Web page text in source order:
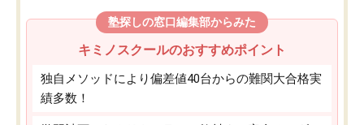
塾探しの窓口編集部からみた
キミノスクールのおすすめポイント
独自メソッドにより偏差値40台からの難関大合格実
績多数！